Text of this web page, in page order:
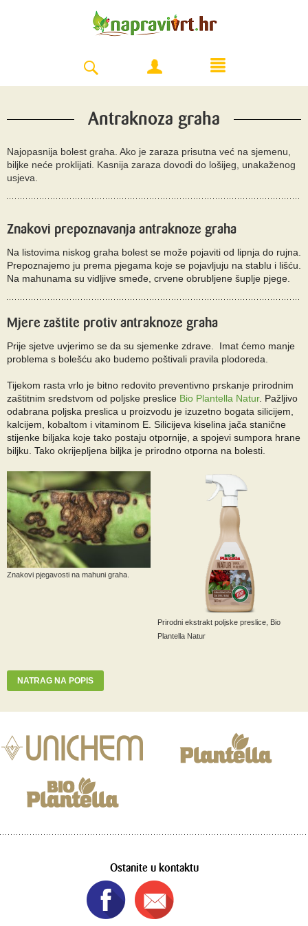
Antraknoza graha
Najopasnija bolest graha. Ako je zaraza prisutna već na sjemenu,
biljke neće proklijati. Kasnija zaraza dovodi do lošijeg, unakaženog
usjeva.
Znakovi prepoznavanja antraknoze graha
Na listovima niskog graha bolest se može pojaviti od lipnja do rujna.
Prepoznajemo ju prema pjegama koje se pojavljuju na stablu i lišću.
Na mahunama su vidljive smeđe, crvene obrubljene šuplje pjege.
Mjere zaštite protiv antraknoze graha
Prije sjetve uvjerimo se da su sjemenke zdrave. Imat ćemo manje
problema s bolešću ako budemo poštivali pravila plodoreda.
Tijekom rasta vrlo je bitno redovito preventivno prskanje prirodnim
zaštitnim sredstvom od poljske preslice Bio Plantella Natur. Pažljivo
odabrana poljska preslica u proizvodu je izuzetno bogata silicijem,
kalcijem, kobaltom i vitaminom E. Silicijeva kiselina jača stanične
stijenke biljaka koje tako postaju otpornije, a spojevi sumpora hrane
biljku. Tako okrijepljena biljka je prirodno otporna na bolesti.
Znakovi pjegavosti na mahuni graha.
Prirodni ekstrakt poljske preslice, Bio
Plantella Natur
NATRAG NA POPIS
Ostanite u kontaktu